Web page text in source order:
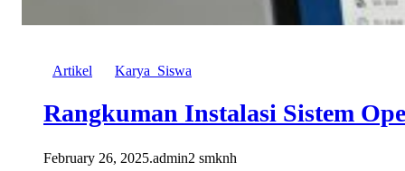
Artikel Karya_Siswa
Rangkuman Instalasi Sistem
February 26, 2025.admin2 smknh